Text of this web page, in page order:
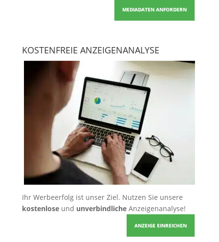
MEDIADATEN ANFORDERN
KOSTENFREIE ANZEIGENANALYSE
Ihr Werbeerfolg ist unser Ziel. Nutzen Sie unsere
kostenloseund unverbindlicheAnzeigenanalyse!
ANZEIGE EINREICHEN